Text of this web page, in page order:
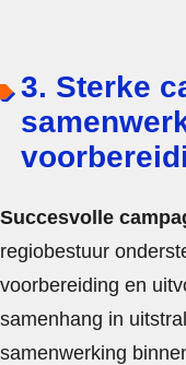
3. Sterke
Succesvolle
regiobestuur
voorbereiding en
samenhang in
samenwerking